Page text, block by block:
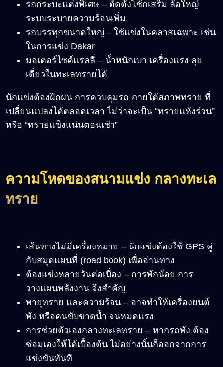
รถกระบะแต่งพิเศษ – ติดตั้งโช้กเสริม ล้อใหญ่
ระบบระบายความร้อนเพิ่ม
รถบรรทุกขนาดใหญ่ – ใช้แข่งในคลาสเฉพาะ เช่น
ในการแข่ง Dakar
มอเตอร์ไซค์แรลลี่ – น้ำหนักเบา เครื่องแรง ลุย
เดี่ยวในทะเลทรายได้
นักแข่งต้องฝึกฝน การควบคุมรถ ภายใต้สภาพทราย ที่
เปลี่ยนแปลงได้ตลอดเวลา ไม่ว่าจะเป็น “ทรายแห้งร่วน”
หรือ “ทรายแข็งแน่นตอนเช้า”
ความโหดของสนามแข่ง กลางทะเล
ทราย
เส้นทางไม่มีเครื่องหมาย – นักแข่งต้องใช้ GPS คู่
กับสมุดแผนที่ (road book) เพื่ออ่านทาง
ต้องแข่งหลายวันต่อเนื่อง – การพักน้อย การ
วางแผนพลังงาน จึงสำคัญ
พายุทราย และความร้อน – อาจทำให้เครื่องยนต์
พัง หรือคนขับขาดน้ำ จนหมดแรง
การช่วยตัวเองกลางทะเลทราย – หากรถพัง ต้อง
ซ่อมเองให้ได้เบื้องต้น ไม่อย่างนั้นก็ออกจากการ
แข่งขันทันที